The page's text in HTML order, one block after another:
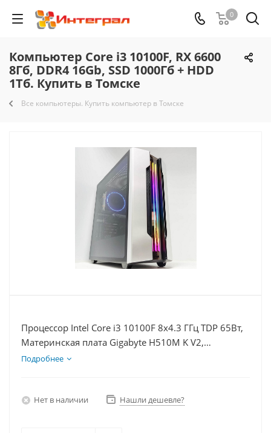
0
Компьютер Core i3 10100F, RX 6600
8Гб, DDR4 16Gb, SSD 1000Гб + HDD
1Тб. Купить в Томске
Все компьютеры. Купить компьютер в Томске
Процессор Intel Core i3 10100F 8x4.3 ГГц TDP 65Вт,
Материнская плата Gigabyte H510M K V2,
Видеокарта RX 6600 8Гб, Память DDR4 16Gb,
Подробнее
Нет в наличии Нашли дешевле?